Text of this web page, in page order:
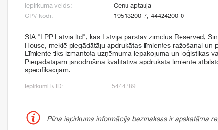
Iepirkuma veids:
Cenu aptauja
CPV kodi:
19513200-7, 44424200-0
SIA "LPP Latvia ltd", kas Latvijā pārstāv zīmolus Reserved,
House, meklē piegādātāju apdrukātas līmlentes ražošanai un
Līmlente tiks izmantota uzņēmuma iepakojuma un loģistikas
Piegādātājam jānodrošina kvalitatīva apdrukāta līmlente
specifikācijām.
Iepirkumi.lv ID: 5444789
Pilna iepirkuma informācija bezmaksas ir apskatāma